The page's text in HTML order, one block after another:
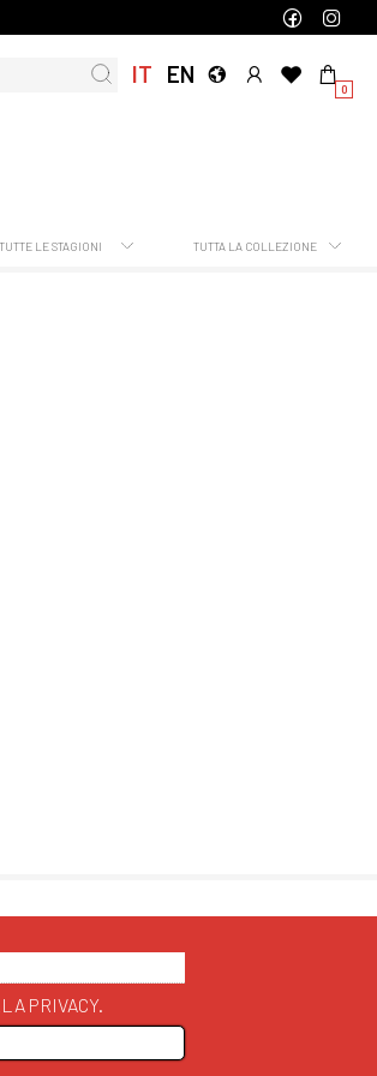
IT EN
0
PRIVACY.